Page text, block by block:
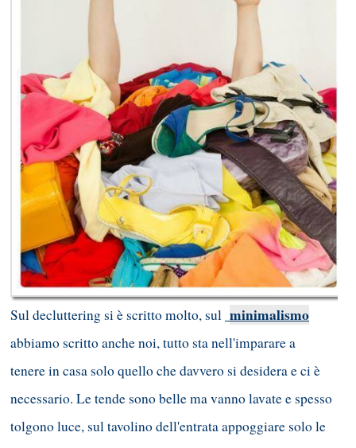
Sul decluttering si è scritto molto, sul minimalismo
abbiamo scritto anche noi, tutto sta nell'imparare a
tenere in casa solo quello che davvero si desidera e ci è
necessario. Le tende sono belle ma vanno lavate e spesso
tolgono luce, sul tavolino dell'entrata appoggiare solo le